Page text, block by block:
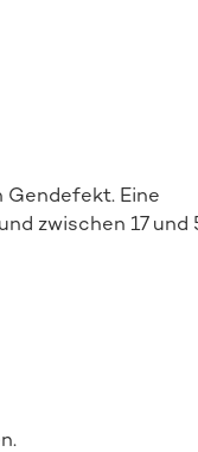
Eine
zwischen 17 und